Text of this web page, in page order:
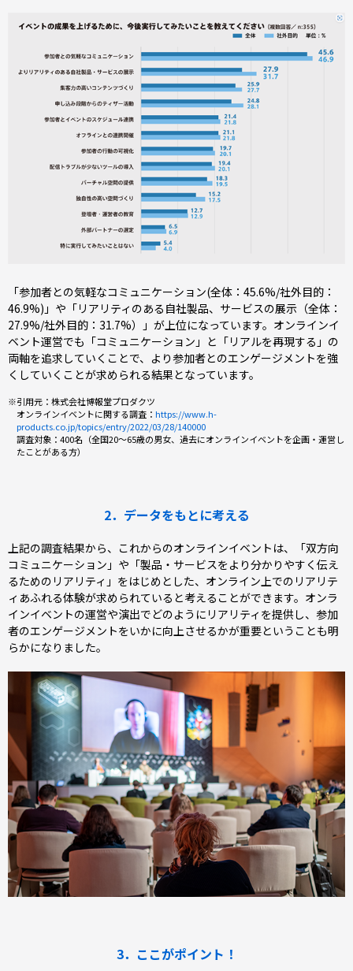
「参加者との気軽なコミュニケーション(全体：45.6%/社外目的：
46.9%)」や「リアリティのある自社製品、サービスの展示（全体：
27.9%/社外目的：31.7%）」が上位になっています。オンラインイ
ベント運営でも「コミュニケーション」と「リアルを再現する」の
両軸を追求していくことで、より参加者とのエンゲージメントを強
くしていくことが求められる結果となっています。
※引用元：株式会社博報堂プロダクツ
オンラインイベントに関する調査： https://www.h-
products.co.jp/topics/entry/2022/03/28/140000
調査対象：400名（全国20〜65歳の男女、過去にオンラインイベントを企画・運営し
たことがある方）
2．データをもとに考える
上記の調査結果から、これからのオンラインイベントは、「双方向
コミュニケーション」や「製品・サービスをより分かりやすく伝え
るためのリアリティ」をはじめとした、オンライン上でのリアリテ
ィあふれる体験が求められていると考えることができます。オンラ
インイベントの運営や演出でどのようにリアリティを提供し、参加
者のエンゲージメントをいかに向上させるかが重要ということも明
らかになりました。
3．ここがポイント！